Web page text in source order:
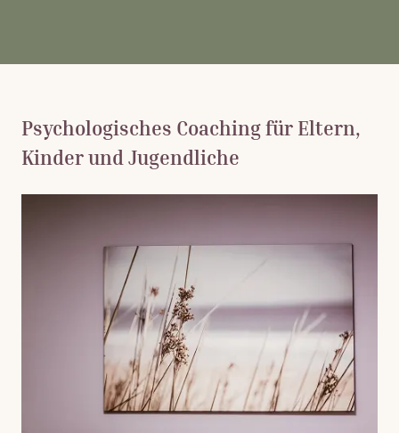
Psychologisches Coaching für Eltern,
Kinder und Jugendliche